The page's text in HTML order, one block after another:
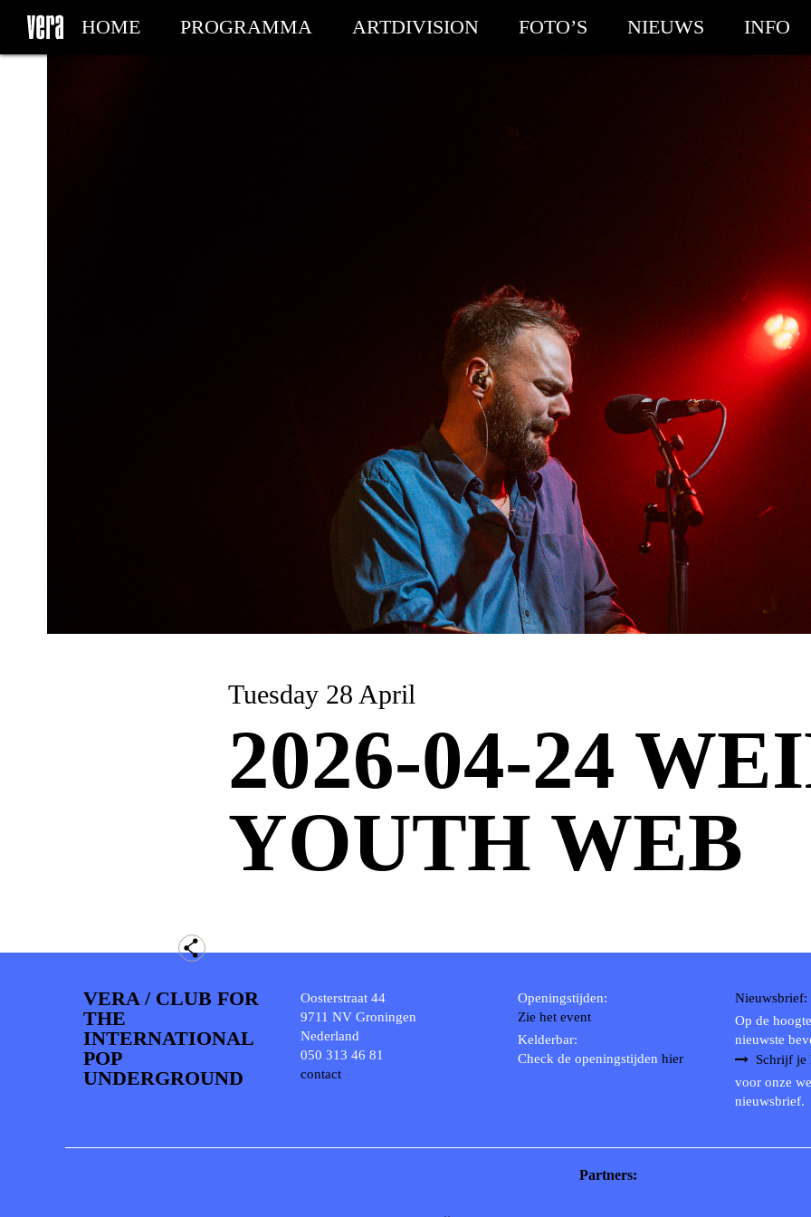
HOME PROGRAMMA ARTDIVISION FOTO’S NIEUWS INFO
Tuesday 28 April
2026-04-24
YOUTH WEB
VERA / CLUB FOR
THE
INTERNATIONAL
POP
UNDERGROUND
Oosterstraat 44
9711 NV Groningen
Nederland
050 313 46 81
contact
Openingstijden:
Zie het event
Kelderbar:
Check de openingstijden hier
Nieuwsbrief:
Op de
nieuwste
Schrijf je
voor onze
nieuwsbrief.
Partners: